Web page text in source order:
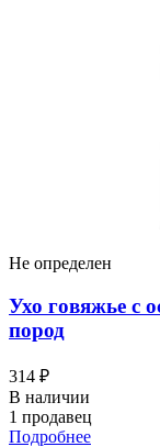
Не определен
Ухо говяжье с
пород
314 ₽
В наличии
1 продавец
Подробнее